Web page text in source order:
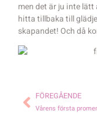
men det är ju inte
hitta tillbaka till
skapandet! Och då
FÖREGÅENDE
Vårens första